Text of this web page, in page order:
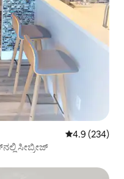
5 ರಲ್ಲಿ 4.9
4.9 (234)
ಸೀಬ್ರೀಜ್